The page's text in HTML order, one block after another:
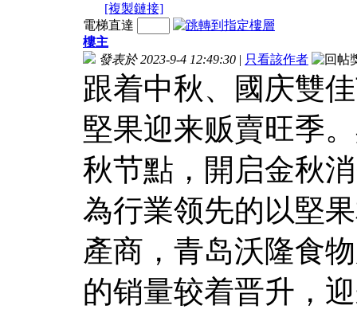
[複製鏈接]
電梯直達
樓主
發表於 2023-9-4 12:49:30 | 只看該作者
跟着中秋、國庆雙
堅果迎来贩賣旺季
秋节點，開启金秋
為行業领先的以堅
產商，青岛沃隆食
的销量较着晋升，